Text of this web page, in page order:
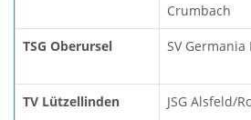
Crumbach
TSG Oberursel SV
TV Lützellinden JSG Alsfeld/